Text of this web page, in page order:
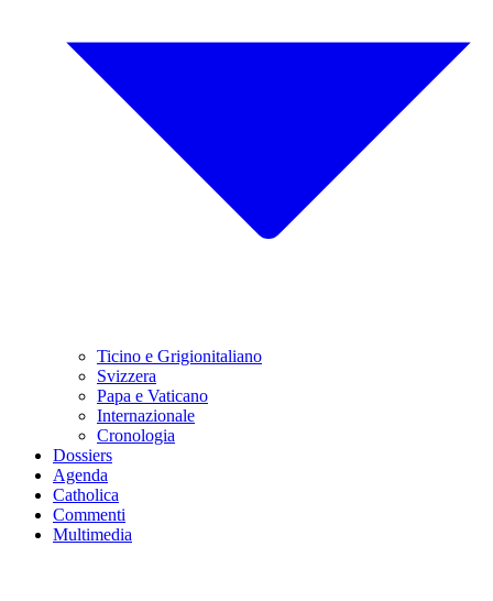
Ticino e Grigionitaliano
Svizzera
Papa e Vaticano
Internazionale
Cronologia
Dossiers
Agenda
Catholica
Commenti
Multimedia